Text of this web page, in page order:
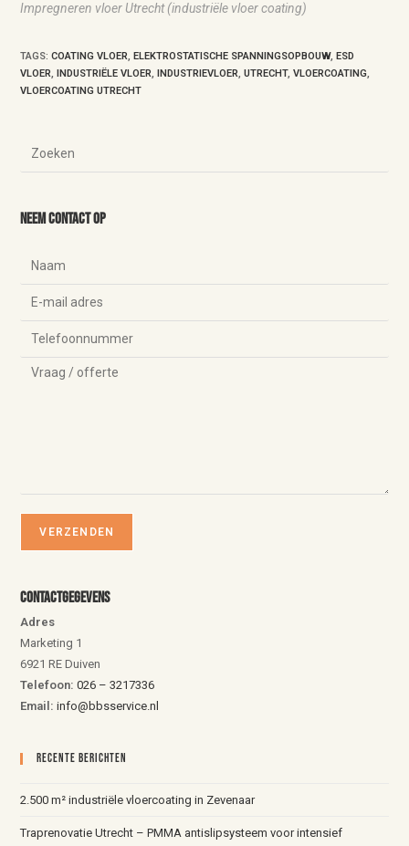
Impregneren vloer Utrecht (industriële vloer coating)
TAGS:COATING VLOER, ELEKTROSTATISCHE SPANNINGSOPBOUW, ESD
VLOER, INDUSTRIËLE VLOER, INDUSTRIEVLOER, UTRECHT, VLOERCOATING,
VLOERCOATING UTRECHT
Neem contact op
Contactgegevens
Adres
Marketing 1
6921 RE Duiven
Telefoon:026 – 3217336
Email: info@bbsservice.nl
Recente Berichten
2.500 m² industriële vloercoating in Zevenaar
Traprenovatie Utrecht – PMMA antislipsysteem voor intensief